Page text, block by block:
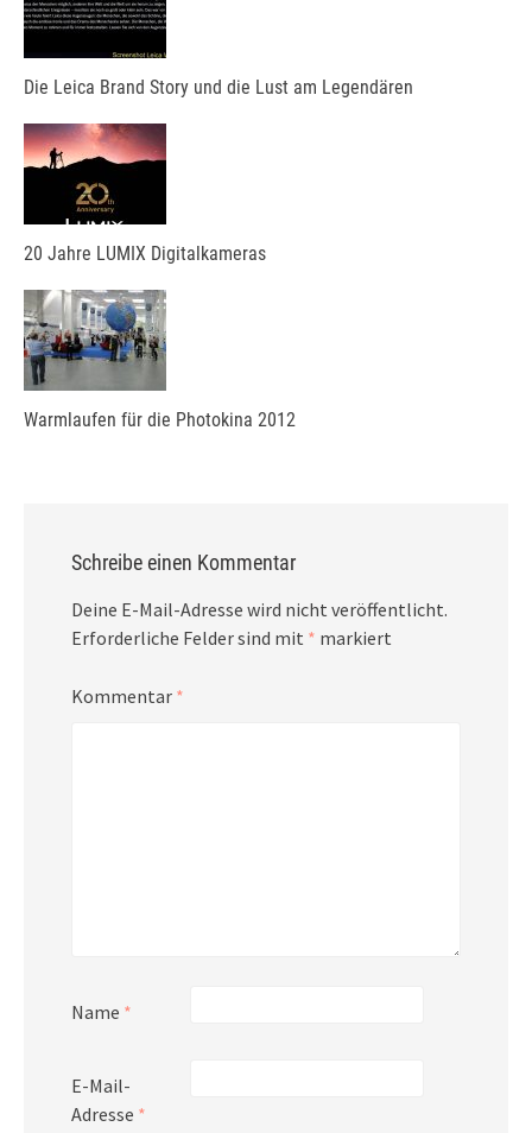
Die Leica Brand Story und die Lust am Legendären
20 Jahre LUMIX Digitalkameras
Warmlaufen für die Photokina 2012
Schreibe einen Kommentar
Deine E-Mail-Adresse wird nicht veröffentlicht.
Erforderliche Felder sind mit * markiert
Kommentar *
Name *
E-Mail-
Adresse *